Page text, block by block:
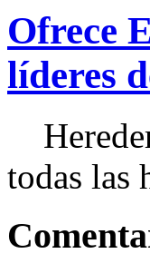
Ofrece
líderes
todas las